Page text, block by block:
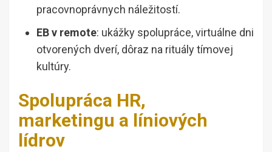
pracovnoprávnych náležitostí.
EB v remote: ukážky spolupráce, virtuálne dni
otvorených dverí, dôraz na rituály tímovej
kultúry.
Spolupráca HR,
marketingu a líniových
lídrov